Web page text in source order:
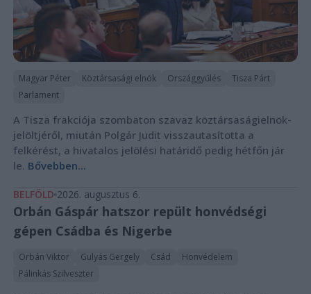
Magyar Péter Köztársasági elnök Országgyűlés
Tisza Párt
Parlament
A Tisza frakciója szombaton szavaz köztársaságielnök-
jelöltjéről, miután Polgár Judit visszautasította a
felkérést, a hivatalos jelölési határidő pedig hétfőn jár
le. Bővebben...
BELFÖLD 2026. augusztus 6.
Orbán Gáspár hatszor repült honvédségi
gépen Csádba és Nigerbe
Orbán Viktor Gulyás Gergely Csád
Honvédelem
Pálinkás Szilveszter